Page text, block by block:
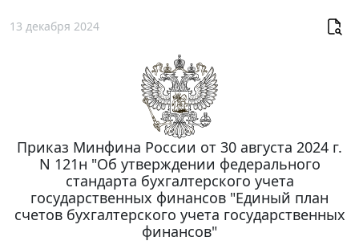
13 декабря 2024
Приказ Минфина России от 30 августа 2024 г.
N 121н "Об утверждении федерального
стандарта бухгалтерского учета
государственных финансов "Единый план
счетов бухгалтерского учета государственных
финансов"